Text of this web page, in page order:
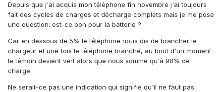
Depuis que j'ai acquis mon téléphone fin novembre j'ai toujours
fait des cycles de charges et décharge complets mais je me pose
une question: est-ce bon pour la batterie ?
Car en dessous de 5% le téléphone nous dis de brancher le
chargeur et une fois le téléphone branché, au bout d'un moment
le témoin devient vert alors que nous somme qu'à 90% de
charge.
Ne serait-ce pas une indication qui signifie qu'il ne faut pas